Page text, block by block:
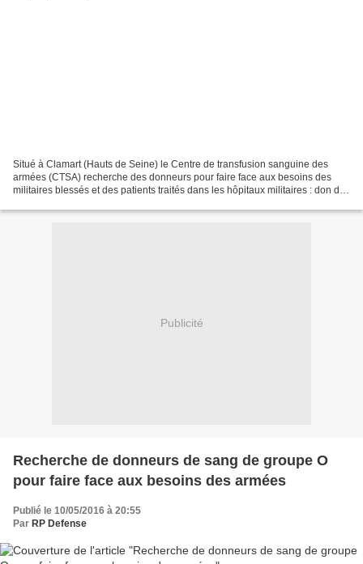
Situé à Clamart (Hauts de Seine) le Centre de transfusion sanguine des
armées (CTSA) recherche des donneurs pour faire face aux besoins des
militaires blessés et des patients traités dans les hôpitaux militaires : don de
Publicité
Recherche de donneurs de sang de groupe O
pour faire face aux besoins des armées
Publié le 10/05/2016 à 20:55
Par RP Defense